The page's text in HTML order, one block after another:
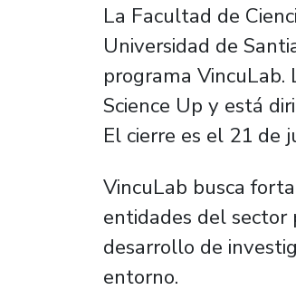
La Facultad de
Universidad de
programa VincuLab.
Science Up y está
El cierre es el 21 de
VincuLab busca
entidades del
desarrollo de
entorno.